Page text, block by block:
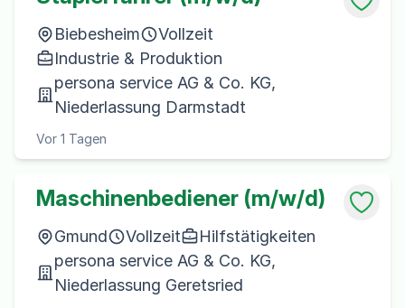
Biebesheim
Vollzeit
Industrie & Produktion
persona service AG & Co. KG,
Niederlassung Darmstadt
Vor 1 Tagen
Maschinenbediener (m/w/d)
Gmund Vollzeit
Hilfstätigkeiten
persona service AG & Co. KG,
Niederlassung Geretsried